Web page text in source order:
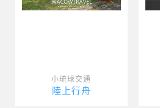
小琉球交通
陸上行舟